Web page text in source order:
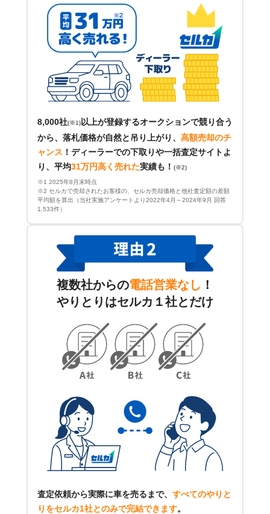
8,000社(※1) 以上が登録するオークションで競り合う
から、落札価格が自然と吊り上がり、 高額売却のチ
ャンス ！ ディーラーでの下取りや一括査定サイトよ
り、平均31万円高く売れた実績も！ (※2)
※1 2025年8月末時点
※2 セルカで売却されたお客様の、セルカ売却価格と他社査定額の差額
平均額を算出（当社実施アンケートより2022年4月～2024年9月 回答
1,533件）
複数社からの電話営業なし ！
やりとりはセルカ１社とだけ
査定依頼から実際に車を売るまで、 すべてのやりと
りをセルカ1社とのみで完結できます。